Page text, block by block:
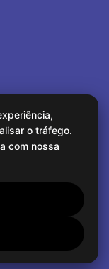
o tráfego.
com nossa